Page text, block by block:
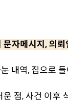
자메시지, 의뢰
내역, 집으로 들
점, 사건 이후